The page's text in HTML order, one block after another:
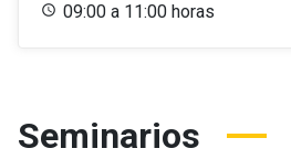
09:00 a 11:00 horas
Seminarios